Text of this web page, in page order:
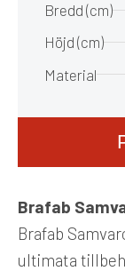
Brafab
Brafab
ultimata
Bredd (cm)
Höjd (cm)
Material